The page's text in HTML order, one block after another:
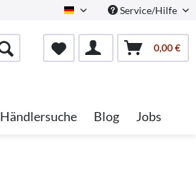
German Service/Hilfe
0,00 €
Händlersuche Blog Jobs